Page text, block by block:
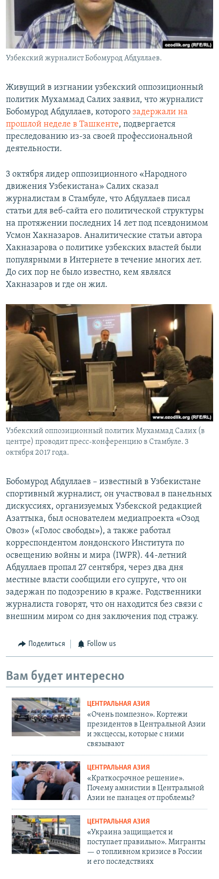
Узбекский журналист Бобомурод Абдуллаев.
Живущий в изгнании узбекский оппозиционный
политик Мухаммад Салих заявил, что журналист
Бобомурод Абдуллаев, которого задержали на
прошлой неделе в Ташкенте, подвергается
преследованию из-за своей профессиональной
деятельности.
3 октября лидер оппозиционного «Народного
движения Узбекистана» Салих сказал
журналистам в Стамбуле, что Абдуллаев писал
статьи для веб-сайта его политической структуры
на протяжении последних 14 лет под псевдонимом
Усмон Хакназаров. Аналитические статьи автора
Хакназарова о политике узбекских властей были
популярными в Интернете в течение многих лет.
До сих пор не было известно, кем являлся
Хакназаров и где он жил.
Узбекский оппозиционный политик Мухаммад Салих (в
центре) проводит пресс-конференцию в Стамбуле. 3
октября 2017 года.
Бобомурод Абдуллаев – известный в Узбекистане
спортивный журналист, он участвовал в панельных
дискуссиях, организуемых Узбекской редакцией
Азаттыка, был основателем медиапроекта «Озод
Овоз» («Голос свободы»), а также работал
корреспондентом лондонского Института по
освещению войны и мира (IWPR). 44-летний
Абдуллаев пропал 27 сентября, через два дня
местные власти сообщили его супруге, что он
задержан по подозрению в краже. Родственники
журналиста говорят, что он находится без связи с
внешним миром со дня заключения под стражу.
Поделиться Follow us
Вам будет интересно
ЦЕНТРАЛЬНАЯ АЗИЯ
«Очень помпезно». Кортежи
президентов в Центральной Азии
и эксцессы, которые с ними
связывают
ЦЕНТРАЛЬНАЯ АЗИЯ
«Краткосрочное решение».
Почему амнистии в Центральной
Азии не панацея от проблемы?
ЦЕНТРАЛЬНАЯ АЗИЯ
«Украина защищается и
поступает правильно». Мигранты
— о топливном кризисе в России
и его последствиях